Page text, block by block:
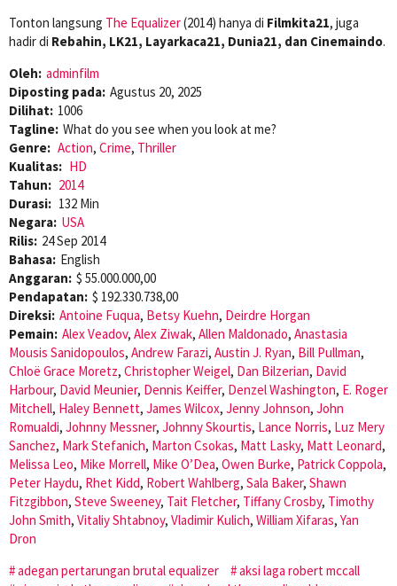
Tonton langsung The Equalizer(2014) hanya di Filmkita21, juga
hadir di Rebahin, LK21, Layarkaca21, Dunia21, dan Cinemaindo.
Oleh: adminfilm
Diposting pada: Agustus 20, 2025
Dilihat: 1006
Tagline: What do you see when you look at me?
Genre: Action, Crime, Thriller
Kualitas: HD
Tahun: 2014
Durasi: 132 Min
Negara: USA
Rilis: 24 Sep 2014
Bahasa: English
Anggaran: $ 55.000.000,00
Pendapatan: $ 192.330.738,00
Direksi: Antoine Fuqua, Betsy Kuehn, Deirdre Horgan
Pemain: Alex Veadov, Alex Ziwak, Allen Maldonado, Anastasia
Mousis Sanidopoulos, Andrew Farazi, Austin J. Ryan, Bill Pullman,
Chloë Grace Moretz, Christopher Weigel, Dan Bilzerian, David
Harbour, David Meunier, Dennis Keiffer, Denzel Washington, E. Roger
Mitchell, Haley Bennett, James Wilcox, Jenny Johnson, John
Romualdi, Johnny Messner, Johnny Skourtis, Lance Norris, Luz Mery
Sanchez, Mark Stefanich, Marton Csokas, Matt Lasky, Matt Leonard,
Melissa Leo, Mike Morrell, Mike O’Dea, Owen Burke, Patrick Coppola,
Peter Haydu, Rhet Kidd, Robert Wahlberg, Sala Baker, Shawn
Fitzgibbon, Steve Sweeney, Tait Fletcher, Tiffany Crosby, Timothy
John Smith, Vitaliy Shtabnoy, Vladimir Kulich, William Xifaras, Yan
Dron
adegan pertarungan brutal equalizer
aksi laga robert mccall